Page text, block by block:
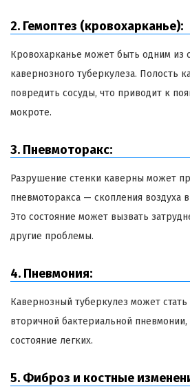
2. Гемоптез (кровохарканье):
Кровохарканье может быть одним из
кавернозного туберкулеза. Полость
повредить сосуды, что приводит к
мокроте.
3. Пневмоторакс:
Разрушение стенки каверны может
пневмоторакса — скопления воздуха
Это состояние может вызвать
другие проблемы.
4. Пневмония:
Кавернозный туберкулез может
вторичной бактериальной пневмонии,
состояние легких.
5. Фиброз и костные